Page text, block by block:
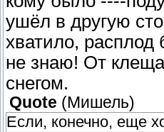
ушёл в другую
хватило,
не знаю! От
снегом.
Quote (Мишель)
Если, конечно, еще